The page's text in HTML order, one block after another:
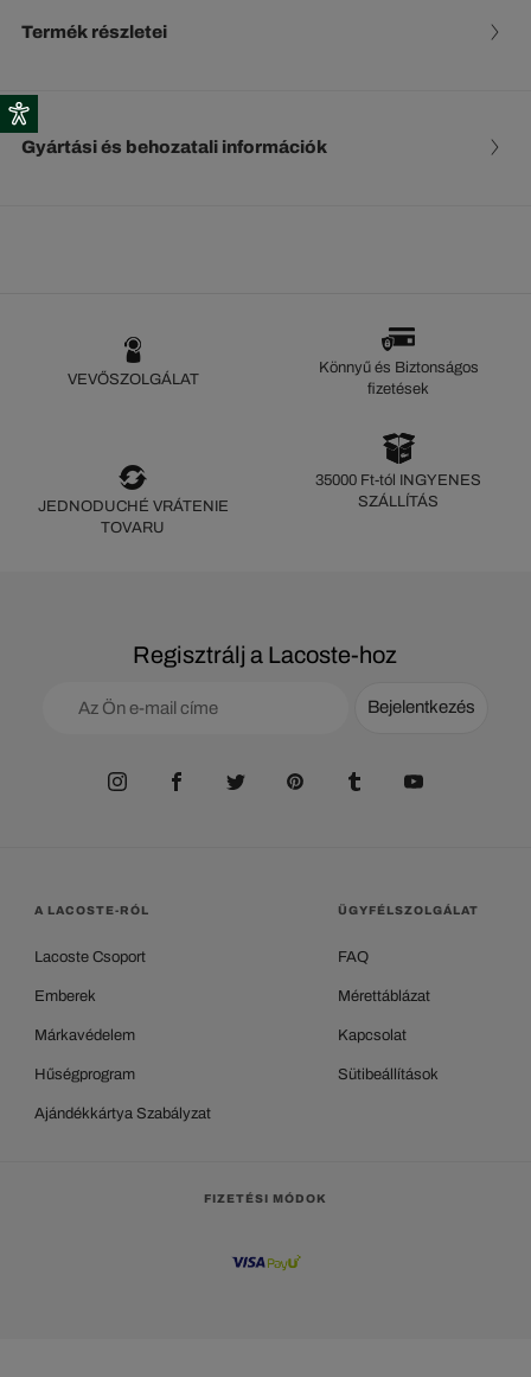
Termék részletei
Gyártási és behozatali információk
VEVŐSZOLGÁLAT
Könnyű és Biztonságos
fizetések
JEDNODUCHÉ VRÁTENIE
TOVARU
35000 Ft-tól INGYENES
SZÁLLÍTÁS
Regisztrálj a Lacoste-hoz
Bejelentkezés
A LACOSTE-RÓL
Lacoste Csoport
Emberek
Márkavédelem
Hűségprogram
Ajándékkártya Szabályzat
ÜGYFÉLSZOLGÁLAT
FAQ
Mérettáblázat
Kapcsolat
Sütibeállítások
FIZETÉSI MÓDOK